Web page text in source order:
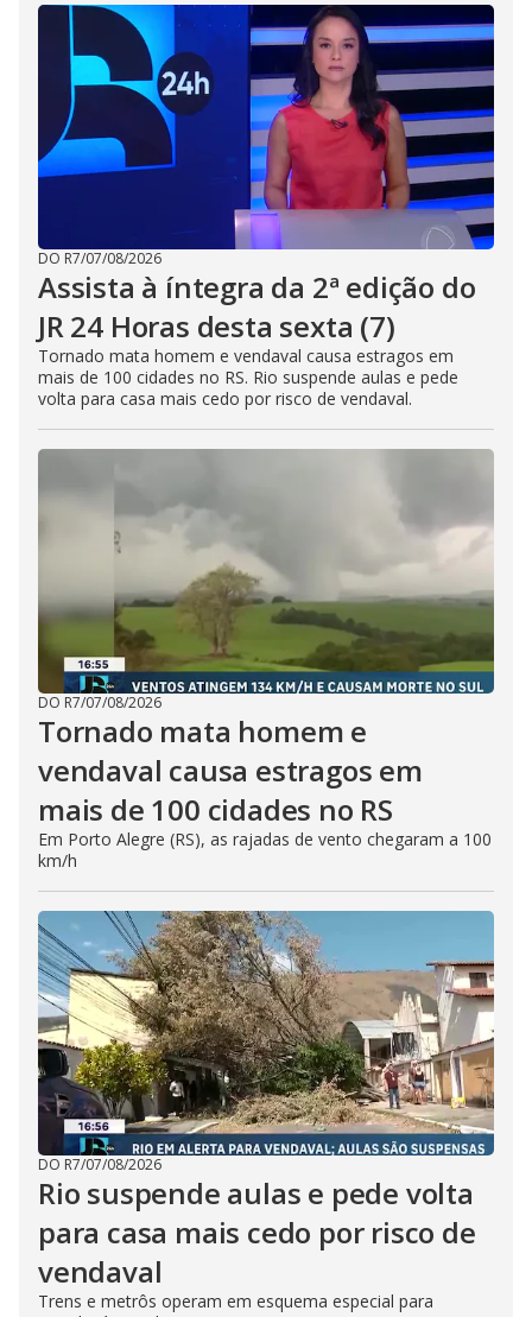
DO R7/07/08/2026
Assista à íntegra da 2ª edição do
JR 24 Horas desta sexta (7)
Tornado mata homem e vendaval causa estragos em
mais de 100 cidades no RS. Rio suspende aulas e pede
volta para casa mais cedo por risco de vendaval.
DO R7/07/08/2026
Tornado mata homem e
vendaval causa estragos em
mais de 100 cidades no RS
Em Porto Alegre (RS), as rajadas de vento chegaram a 100
km/h
DO R7/07/08/2026
Rio suspende aulas e pede volta
para casa mais cedo por risco de
vendaval
Trens e metrôs operam em esquema especial para